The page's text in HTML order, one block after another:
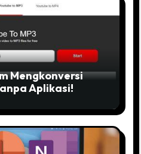
Mengkonversi
Aplikasi!